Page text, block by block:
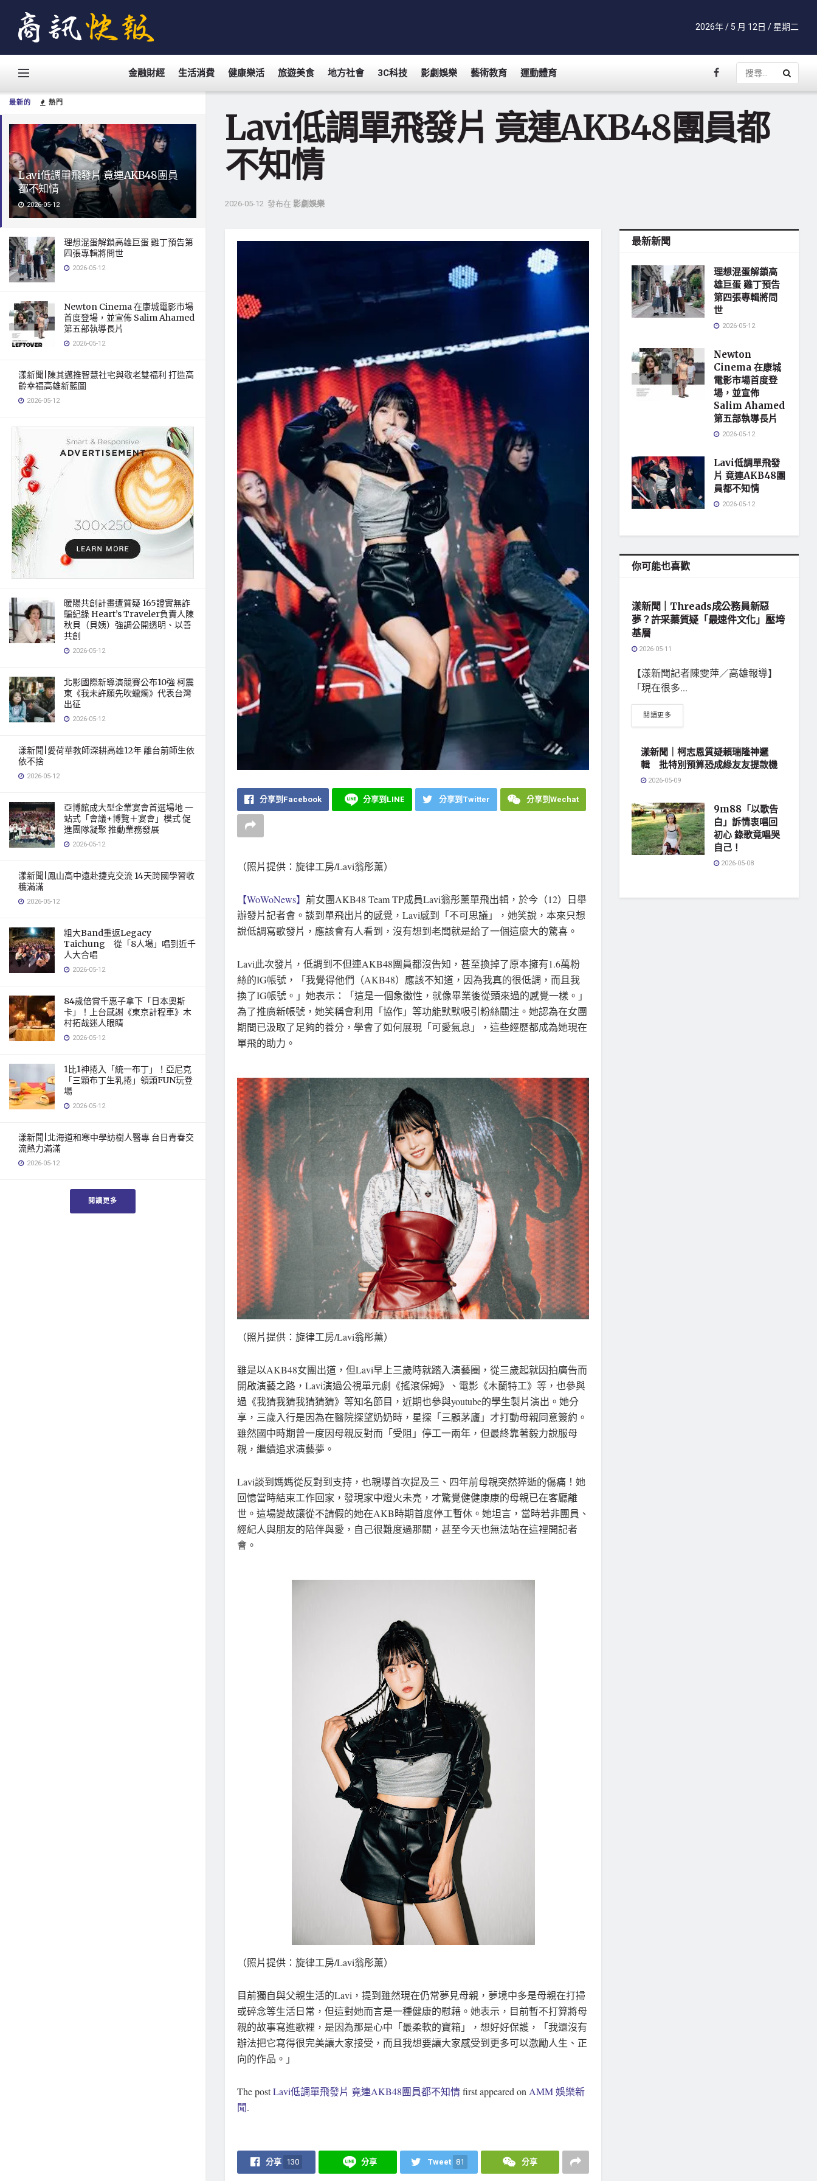
最新的 熱門
Lavi低調單飛發片 竟連AKB48團員
都不知情
2026-05-12
理想混蛋解鎖高雄巨蛋 雞丁預告第
四張專輯將問世
2026-05-12
Newton Cinema 在康城電影市場
首度登場，並宣佈 Salim Ahamed
第五部執導長片
2026-05-12
漾新聞|陳其邁推智慧社宅與敬老雙福利 打造高
齡幸福高雄新藍圖
2026-05-12
暖陽共創計畫遭質疑 165證實無詐
騙紀錄 Heart’s Traveler負責人陳
秋貝（貝姨）強調公開透明、以善
共創
2026-05-12
北影國際新導演競賽公布10強 柯震
東《我未許願先吹蠟燭》代表台灣
出征
2026-05-12
漾新聞|愛荷華教師深耕高雄12年 離台前師生依
依不捨
2026-05-12
亞博館成大型企業宴會首選場地 一
站式「會議+博覽＋宴會」模式 促
進團隊凝聚 推動業務發展
2026-05-12
漾新聞|鳳山高中遠赴捷克交流 14天跨國學習收
穫滿滿
2026-05-12
粗大Band重返Legacy
Taichung 從「8人場」唱到近千
人大合唱
2026-05-12
84歲倍賞千惠子拿下「日本奧斯
卡」！上台感謝《東京計程車》木
村拓哉迷人眼睛
2026-05-12
1比1神捲入「統一布丁」！亞尼克
「三顆布丁生乳捲」領頭FUN玩登
場
2026-05-12
漾新聞|北海道和寒中學訪樹人醫專 台日青春交
流熱力滿滿
2026-05-12
閱讀更多
2026年 / 5 月 12日 / 星期二
金融財經 生活消費 健康樂活 旅遊美食 地方社會 3C科技 影劇娛樂 藝術教育 運動體育
Lavi低調單飛發片 竟連AKB48團員都
不知情
2026-05-12 發布在 影劇娛樂
分享到Facebook 分享到LINE 分享到Twitter 分享到Wechat
（照片提供：旋律工房/Lavi翁彤薰）
【WoWoNews】 前女團AKB48 Team TP成員Lavi翁彤薰單飛出輯，於今（12）日舉
辦發片記者會。談到單飛出片的感覺，Lavi感到「不可思議」，她笑說，本來只想
說低調寫歌發片，應該會有人看到，沒有想到老闆就是給了一個這麼大的驚喜。
Lavi此次發片，低調到不但連AKB48團員都沒告知，甚至換掉了原本擁有1.6萬粉
絲的IG帳號，「我覺得他們（AKB48）應該不知道，因為我真的很低調，而且我
換了IG帳號。」她表示：「這是一個象徵性，就像畢業後從頭來過的感覺一樣。」
為了推廣新帳號，她笑稱會利用「協作」等功能默默吸引粉絲關注。她認為在女團
期間已汲取了足夠的養分，學會了如何展現「可愛氣息」，這些經歷都成為她現在
單飛的助力。
（照片提供：旋律工房/Lavi翁彤薰）
雖是以AKB48女團出道，但Lavi早上三歲時就踏入演藝圈，從三歲起就因拍廣告而
開啟演藝之路，Lavi演過公視單元劇《搖滾保姆》、電影《木蘭特工》等，也參與
過《我猜我猜我猜猜猜》等知名節目，近期也參與youtube的學生製片演出。她分
享，三歲入行是因為在醫院探望奶奶時，星探「三顧茅廬」才打動母親同意簽約。
雖然國中時期曾一度因母親反對而「受阻」停工一兩年，但最終靠著毅力說服母
親，繼續追求演藝夢。
Lavi談到媽媽從反對到支持，也親曝首次提及三、四年前母親突然猝逝的傷痛！她
回憶當時結束工作回家，發現家中燈火未亮，才驚覺健健康康的母親已在客廳離
世。這場變故讓從不請假的她在AKB時期首度停工暫休。她坦言，當時若非團員、
經紀人與朋友的陪伴與愛，自己很難度過那關，甚至今天也無法站在這裡開記者
會。
（照片提供：旋律工房/Lavi翁彤薰）
目前獨自與父親生活的Lavi，提到雖然現在仍常夢見母親，夢境中多是母親在打掃
或碎念等生活日常，但這對她而言是一種健康的慰藉。她表示，目前暫不打算將母
親的故事寫進歌裡，是因為那是心中「最柔軟的寶箱」，想好好保護，「我還沒有
辦法把它寫得很完美讓大家接受，而且我想要讓大家感受到更多可以激勵人生、正
向的作品。」
The postLavi低調單飛發片 竟連AKB48團員都不知情first appeared onAMM 娛樂新
聞.
分享 130 分享 Tweet 81 分享
最新新聞
理想混蛋解鎖高
雄巨蛋 雞丁預告
第四張專輯將問
世
2026-05-12
Newton
Cinema 在康城
電影市場首度登
場，並宣佈
Salim Ahamed
第五部執導長片
2026-05-12
Lavi低調單飛發
片 竟連AKB48團
員都不知情
2026-05-12
你可能也喜歡
漾新聞｜Threads成公務員新惡
夢？許采蓁質疑「最速件文化」壓垮
基層
2026-05-11
【漾新聞記者陳雯萍／高雄報導】
「現在很多...
閱讀更多
漾新聞｜柯志恩質疑賴瑞隆神邏
輯 批特別預算恐成綠友友提款機
2026-05-09
9m88「以歌告
白」訴情衷唱回
初心 錄歌竟唱哭
自己！
2026-05-08